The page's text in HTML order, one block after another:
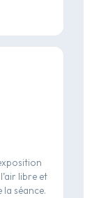
libre et
séance.